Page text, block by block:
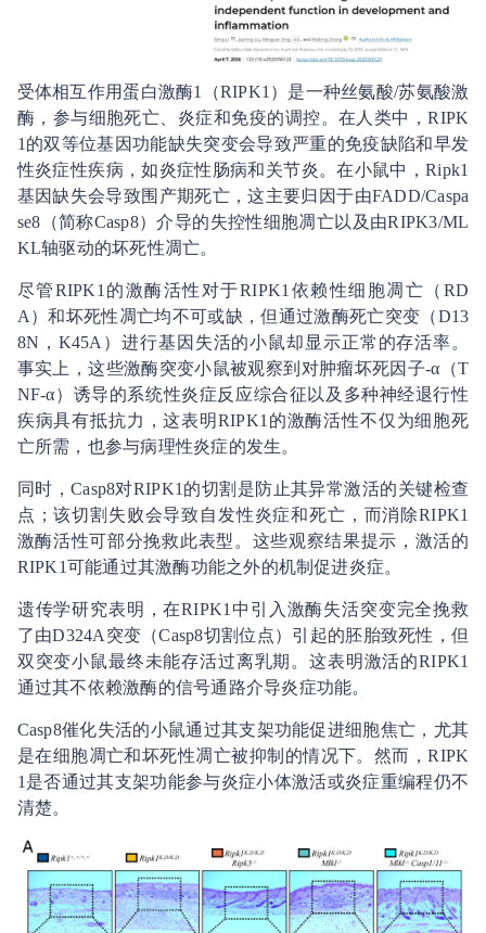
受体相互作用蛋白激酶1（RIPK1）是一种丝氨酸/苏氨酸激
酶，参与细胞死亡、炎症和免疫的调控。在人类中，RIPK
1的双等位基因功能缺失突变会导致严重的免疫缺陷和早发
性炎症性疾病，如炎症性肠病和关节炎。在小鼠中，Ripk1
基因缺失会导致围产期死亡，这主要归因于由FADD/Caspa
se8（简称Casp8）介导的失控性细胞凋亡以及由RIPK3/ML
KL轴驱动的坏死性凋亡。
尽管RIPK1的激酶活性对于RIPK1依赖性细胞凋亡（RD
A）和坏死性凋亡均不可或缺，但通过激酶死亡突变（D13
8N，K45A）进行基因失活的小鼠却显示正常的存活率。
事实上，这些激酶突变小鼠被观察到对肿瘤坏死因子-α（T
NF-α）诱导的系统性炎症反应综合征以及多种神经退行性
疾病具有抵抗力，这表明RIPK1的激酶活性不仅为细胞死
亡所需，也参与病理性炎症的发生。
同时，Casp8对RIPK1的切割是防止其异常激活的关键检查
点；该切割失败会导致自发性炎症和死亡，而消除RIPK1
激酶活性可部分挽救此表型。这些观察结果提示，激活的
RIPK1可能通过其激酶功能之外的机制促进炎症。
遗传学研究表明，在RIPK1中引入激酶失活突变完全挽救
了由D324A突变（Casp8切割位点）引起的胚胎致死性，但
双突变小鼠最终未能存活过离乳期。这表明激活的RIPK1
通过其不依赖激酶的信号通路介导炎症功能。
Casp8催化失活的小鼠通过其支架功能促进细胞焦亡，尤其
是在细胞凋亡和坏死性凋亡被抑制的情况下。然而，RIPK
1是否通过其支架功能参与炎症小体激活或炎症重编程仍不
清楚。